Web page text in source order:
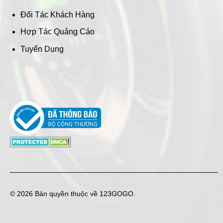
Đối Tác Khách Hàng
Hợp Tác Quảng Cáo
Tuyển Dụng
© 2026 Bản quyền thuộc về 123GOGO.